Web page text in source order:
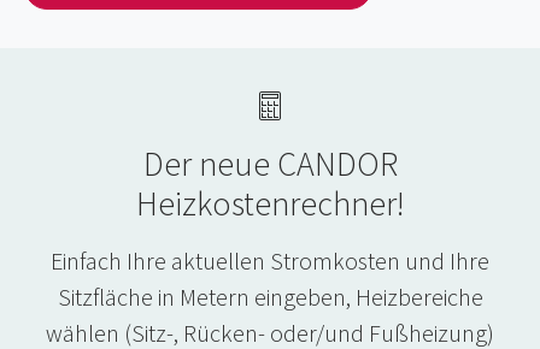
Der neue CANDOR
Heizkostenrechner!
Einfach Ihre aktuellen Stromkosten und Ihre
Sitzfläche in Metern eingeben, Heizbereiche
wählen (Sitz-, Rücken- oder/und Fußheizung)